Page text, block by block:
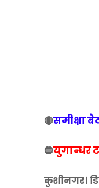
🔴समीक्षा
🔵युगान्धर
कुशीनगर।